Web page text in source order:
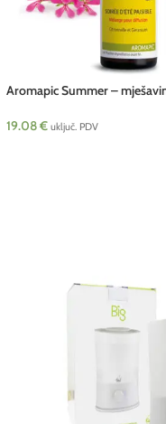
Aromapic Summer –
19.08€ uključ. PDV